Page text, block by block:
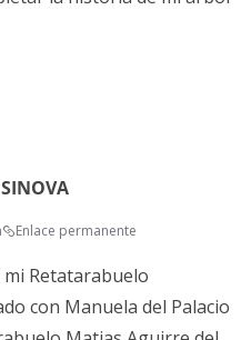
Enlace permanente
Retatarabuelo
con Manuela del Palacio